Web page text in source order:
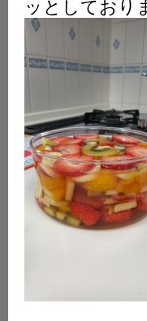
ッとしており